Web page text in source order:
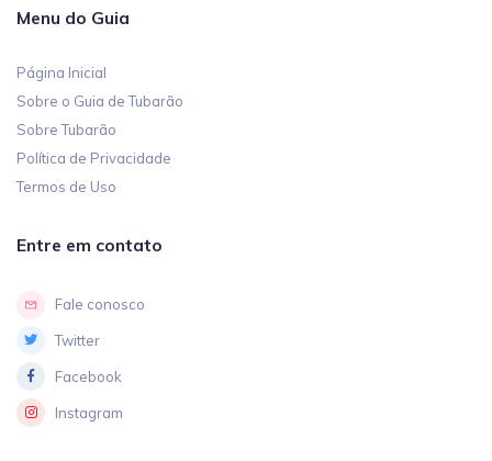
Menu do Guia
Página Inicial
Sobre o Guia de Tubarão
Sobre Tubarão
Política de Privacidade
Termos de Uso
Entre em contato
Fale conosco
Twitter
Facebook
Instagram